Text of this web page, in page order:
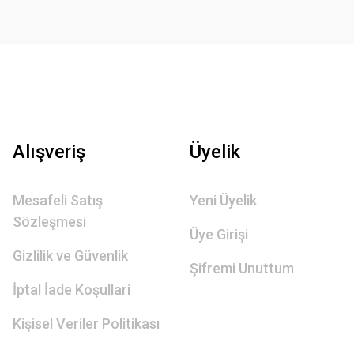
Alışveriş
Mesafeli Satış
Sözleşmesi
Gizlilik ve Güvenlik
İptal İade Koşullari
Kişisel Veriler Politikası
Üyelik
Yeni Üyelik
Üye Girişi
Şifremi Unuttum